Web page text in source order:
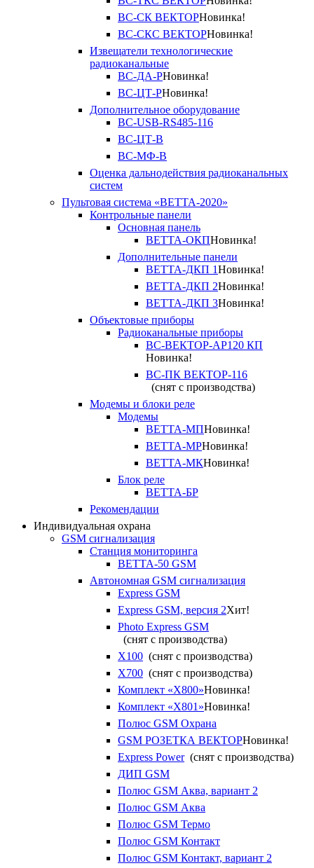
ВС-СК ВЕКТОРНовинка!
ВС-СКС ВЕКТОРНовинка!
Извещатели технологические
радиоканальные
ВС-ДА-РНовинка!
ВС-ЦТ-РНовинка!
Дополнительное оборудование
ВС-USB-RS485-116
ВС-ЦТ-В
ВС-МФ-В
Оценка дальнодействия радиоканальных
систем
Пультовая система «ВЕТТА-2020»
Контрольные панели
Основная панель
ВЕТТА-ОКПНовинка!
Дополнительные панели
ВЕТТА-ДКП 1Новинка!
ВЕТТА-ДКП 2Новинка!
ВЕТТА-ДКП 3Новинка!
Объектовые приборы
Радиоканальные приборы
ВС-ВЕКТОР-АР120 КП
Новинка!
ВС-ПК ВЕКТОР-116
(снят с производства)
Модемы и блоки реле
Модемы
ВЕТТА-МПНовинка!
ВЕТТА-МРНовинка!
ВЕТТА-МКНовинка!
Блок реле
ВЕТТА-БР
Рекомендации
Индивидуальная охрана
GSM сигнализация
Станция мониторинга
ВЕТТА-50 GSM
Автономная GSM сигнализация
Express GSM
Express GSM, версия 2Хит!
Photo Express GSM
(снят с производства)
X100 (снят с производства)
X700 (снят с производства)
Комплект «X800»Новинка!
Комплект «X801»Новинка!
Полюс GSM Охрана
GSM РОЗЕТКА ВЕКТОРНовинка!
Express Power(снят с производства)
ДИП GSM
Полюс GSM Аква, вариант 2
Полюс GSM Аква
Полюс GSM Термо
Полюс GSM Контакт
Полюс GSM Контакт, вариант 2